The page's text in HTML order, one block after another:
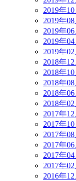
2019年
2019年
2019年
2019年
2019年
2018年
2018年
2018年
2018年
2018年
2017年
2017年
2017年
2017年
2017年
2017年
2016年